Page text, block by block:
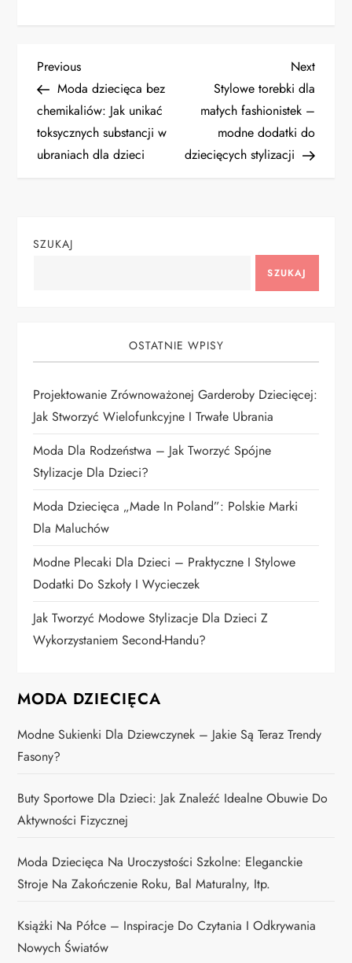
N
a
w
a
a
w
p
i
s
u
Previous
Post
Previous
Moda dziecięca bez
chemikaliów: Jak unikać
toksycznych substancji w
ubraniach dla dzieci
Next
Post
Next
Stylowe torebki dla
małych fashionistek –
modne dodatki do
dziecięcych stylizacji
SZUKAJ
SZUKAJ
OSTATNIE WPISY
Projektowanie Zrównoważonej Garderoby Dziecięcej:
Jak Stworzyć Wielofunkcyjne I Trwałe Ubrania
Moda Dla Rodzeństwa – Jak Tworzyć Spójne
Stylizacje Dla Dzieci?
Moda Dziecięca „Made In Poland”: Polskie Marki
Dla Maluchów
Modne Plecaki Dla Dzieci – Praktyczne I Stylowe
Dodatki Do Szkoły I Wycieczek
Jak Tworzyć Modowe Stylizacje Dla Dzieci Z
Wykorzystaniem Second-Handu?
MODA DZIECIĘCA
Modne Sukienki Dla Dziewczynek – Jakie Są Teraz Trendy
Fasony?
Buty Sportowe Dla Dzieci: Jak Znaleźć Idealne Obuwie Do
Aktywności Fizycznej
Moda Dziecięca Na Uroczystości Szkolne: Eleganckie
Stroje Na Zakończenie Roku, Bal Maturalny, Itp.
Książki Na Półce – Inspiracje Do Czytania I Odkrywania
Nowych Światów